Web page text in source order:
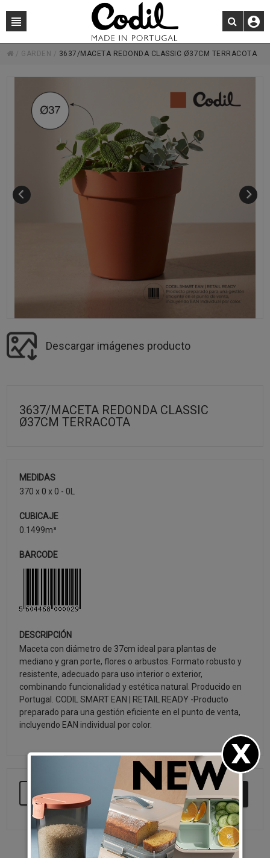
/ GARDEN / 3637/MACETA REDONDA CLASSIC Ø37CM TERRACOTA
Descargar imágenes producto
3637/MACETA REDONDA CLASSIC
Ø37CM TERRACOTA
MEDIDAS
370 x 0 x 0 - 0L
CUBICAJE
0.1499m³
BARCODE
DESCRIPCIÓN
Maceta con diámetro de 37cm ideal para plantas de
mediano y gran porte, flores o arbustos. Formato robusto y
resistente, adecuado para uso interior o exterior,
combinando funcionalidad y estética natural. Producido en
Portugal. CODIL SMART EAN | RETAIL READY -Producto
preparado para una gestión eficiente en el punto de venta,
incluyendo EAN individual por color.
SEGUIR COMPRANDO